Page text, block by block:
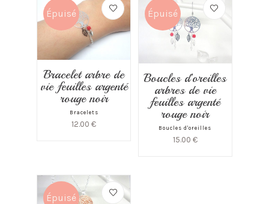
Épuisé
Bracelet arbre de
vie feuilles argenté
rouge noir
Bracelets
12.00 €
Épuisé
Boucles d’oreilles
arbres de vie
feuilles argenté
rouge noir
Boucles d'oreilles
15.00 €
Épuisé